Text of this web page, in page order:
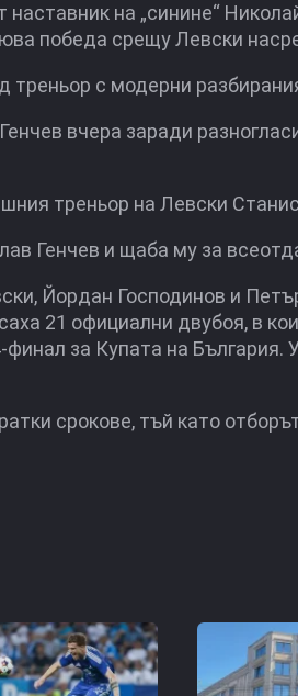
на „синине“
победа срещу Левски
с модерни
вчера заради
треньор на Левски
Генчев и щаба му за
Йордан Господинов и
21 официални двубоя, в
за Купата на България.
срокове, тъй като